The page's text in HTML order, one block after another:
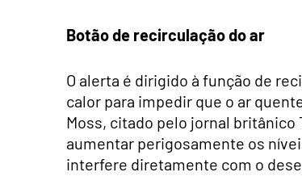
Botão de recirculação do ar
O alerta é dirigido à função de
calor para impedir que o ar
Moss, citado pelo jornal
aumentar perigosamente os
interfere diretamente com o